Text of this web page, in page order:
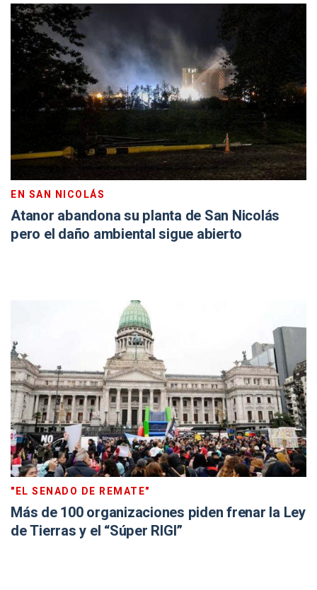
EN SAN NICOLÁS
Atanor abandona su planta de San Nicolás
pero el daño ambiental sigue abierto
"EL SENADO DE REMATE"
Más de 100 organizaciones piden frenar la Ley
de Tierras y el “Súper RIGI”